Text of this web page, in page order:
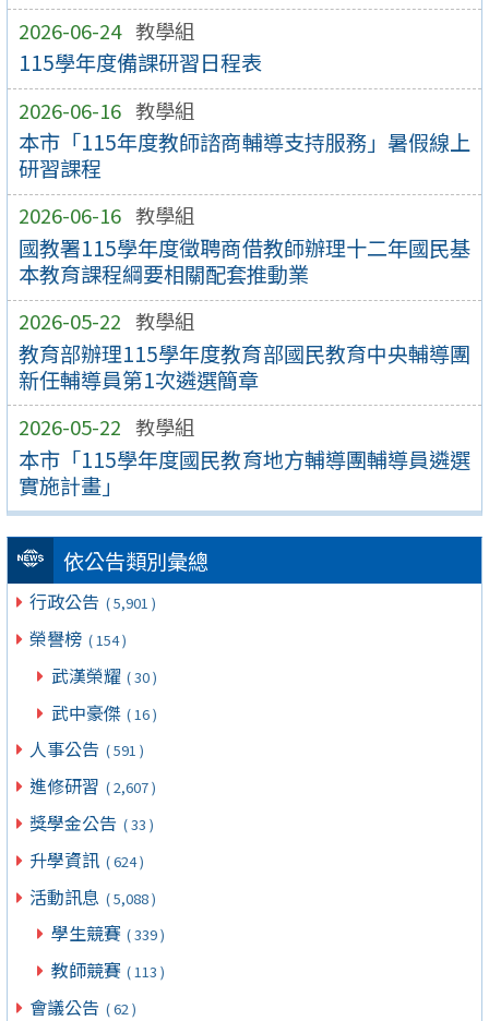
2026-06-24 教學組
115學年度備課研習日程表
2026-06-16 教學組
本市「115年度教師諮商輔導支持服務」暑假線上
研習課程
2026-06-16 教學組
國教署115學年度徵聘商借教師辦理十二年國民基
本教育課程綱要相關配套推動業
2026-05-22 教學組
教育部辦理115學年度教育部國民教育中央輔導團
新任輔導員第1次遴選簡章
2026-05-22 教學組
本市「115學年度國民教育地方輔導團輔導員遴選
實施計畫」
依公告類別彙總
行政公告 ( 5,901 )
榮譽榜 ( 154 )
武漢榮耀 ( 30 )
武中豪傑 ( 16 )
人事公告 ( 591 )
進修研習 ( 2,607 )
獎學金公告 ( 33 )
升學資訊 ( 624 )
活動訊息 ( 5,088 )
學生競賽 ( 339 )
教師競賽 ( 113 )
會議公告 ( 62 )